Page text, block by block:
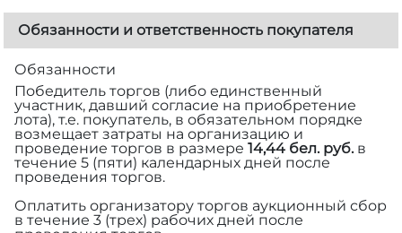
Обязанности и ответственность покупателя
Обязанности
Победитель торгов (либо единственный
участник, давший согласие на приобретение
лота), т.е. покупатель, в обязательном порядке
возмещает затраты на организацию и
проведение торгов в размере 14,44 бел. руб.в
течение 5 (пяти) календарных дней после
проведения торгов.
Оплатить организатору торгов аукционный сбор
в течение 3 (трех) рабочих дней после